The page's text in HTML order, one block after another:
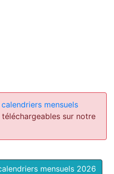
calendriers mensuels
téléchargeables sur notre
mensuels 2026